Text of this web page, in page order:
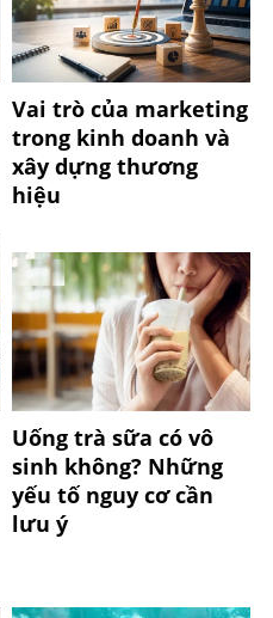
Vai trò của marketing
trong kinh doanh và
xây dựng thương
hiệu
Uống trà sữa có vô
sinh không? Những
yếu tố nguy cơ cần
lưu ý